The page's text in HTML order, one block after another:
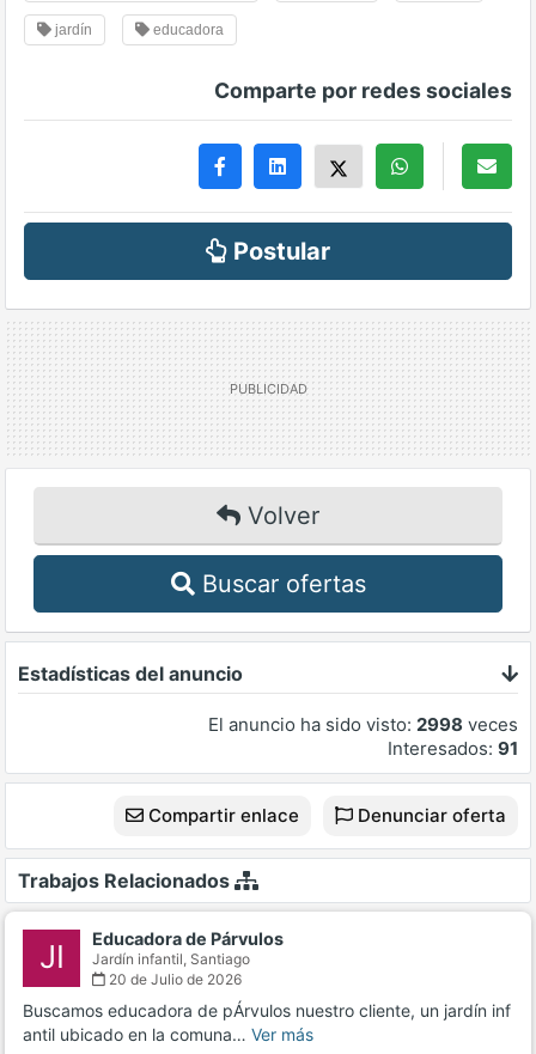
jardín educadora
Comparte por redes sociales
Postular
Volver
Buscar ofertas
Estadísticas del anuncio
El anuncio ha sido visto: 2998 veces
Interesados: 91
Compartir enlace Denunciar oferta
Trabajos Relacionados
JI Educadora de Párvulos
Jardín infantil, Santiago
20 de Julio de 2026
Buscamos educadora de pÁrvulos nuestro cliente, un jardín inf
antil ubicado en la comuna… Ver más